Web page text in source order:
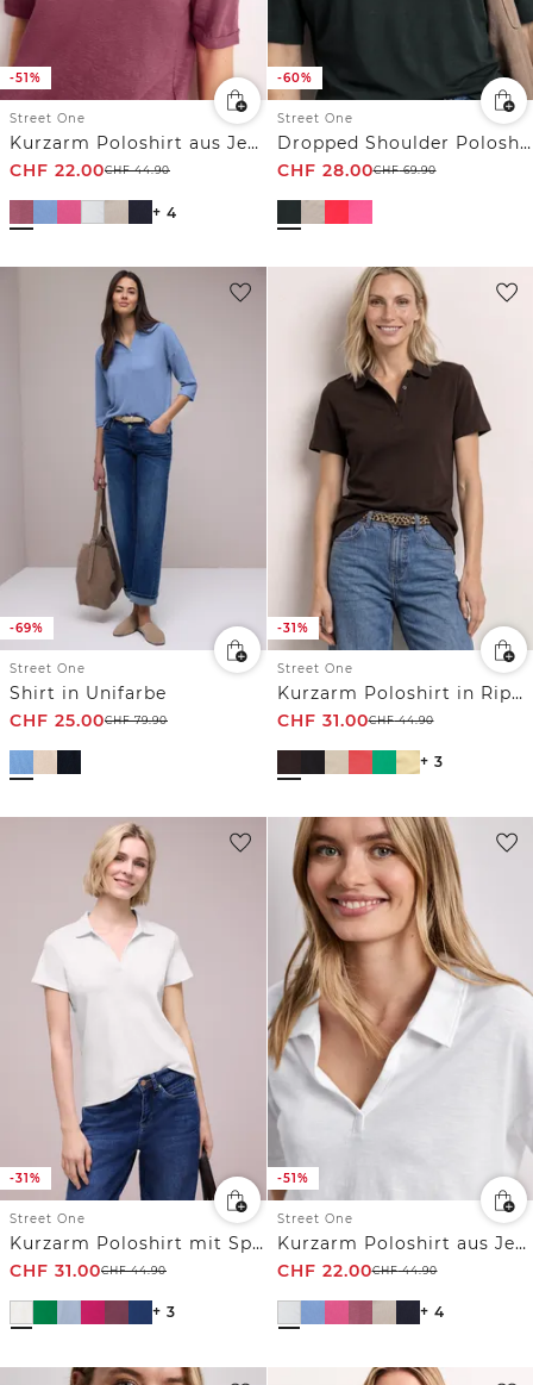
-51%
Street One
Kurzarm Poloshirt aus Jersey
CHF 22.00CHF44.90
+ 4
-60%
Street One
Dropped Shoulder Poloshirt mit Elastikbund
CHF 28.00CHF69.90
-69%
Street One
Shirt in Unifarbe
CHF 25.00CHF79.90
-31%
Street One
Kurzarm Poloshirt in Rippstruktur
CHF 31.00CHF44.90
+ 3
-31%
Street One
Kurzarm Poloshirt mit Split Neck
CHF 31.00CHF44.90
+ 3
-51%
Street One
Kurzarm Poloshirt aus Jersey
CHF 22.00CHF44.90
+ 4